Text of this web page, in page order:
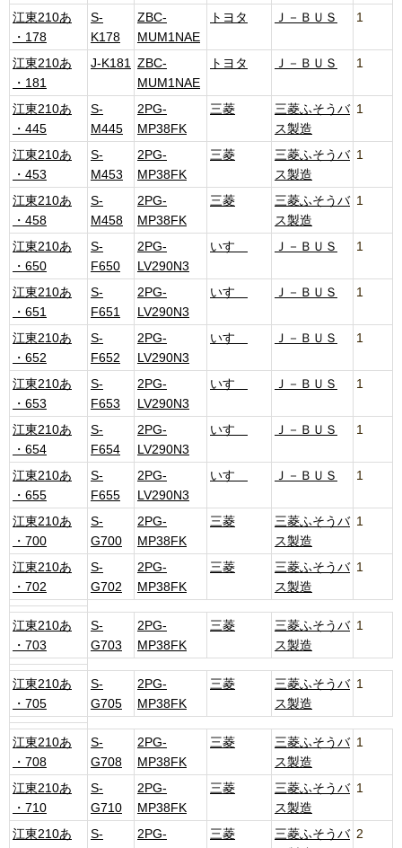
江東210あ
・178
S-
K178
ZBC-
MUM1NAE
トヨタ Ｊ－ＢＵＳ 1
江東210あ
・181
J-K181
ZBC-
MUM1NAE
トヨタ Ｊ－ＢＵＳ 1
江東210あ
・445
S-
M445
2PG-
MP38FK
三菱
三菱ふそうバ
ス製造
1
江東210あ
・453
S-
M453
2PG-
MP38FK
三菱
三菱ふそうバ
ス製造
1
江東210あ
・458
S-
M458
2PG-
MP38FK
三菱
三菱ふそうバ
ス製造
1
江東210あ
・650
S-
F650
2PG-
LV290N3
いすゞ Ｊ－ＢＵＳ 1
江東210あ
・651
S-
F651
2PG-
LV290N3
いすゞ Ｊ－ＢＵＳ 1
江東210あ
・652
S-
F652
2PG-
LV290N3
いすゞ Ｊ－ＢＵＳ 1
江東210あ
・653
S-
F653
2PG-
LV290N3
いすゞ Ｊ－ＢＵＳ 1
江東210あ
・654
S-
F654
2PG-
LV290N3
いすゞ Ｊ－ＢＵＳ 1
江東210あ
・655
S-
F655
2PG-
LV290N3
いすゞ Ｊ－ＢＵＳ 1
江東210あ
・700
S-
G700
2PG-
MP38FK
三菱
三菱ふそうバ
ス製造
1
江東210あ
・702
S-
G702
2PG-
MP38FK
三菱
三菱ふそうバ
ス製造
1
江東210あ
・703
S-
G703
2PG-
MP38FK
三菱
三菱ふそうバ
ス製造
1
江東210あ
・705
S-
G705
2PG-
MP38FK
三菱
三菱ふそうバ
ス製造
1
江東210あ
・708
S-
G708
2PG-
MP38FK
三菱
三菱ふそうバ
ス製造
1
江東210あ
・710
S-
G710
2PG-
MP38FK
三菱
三菱ふそうバ
ス製造
1
江東210あ
S-
2PG-
三菱
三菱ふそうバ 2